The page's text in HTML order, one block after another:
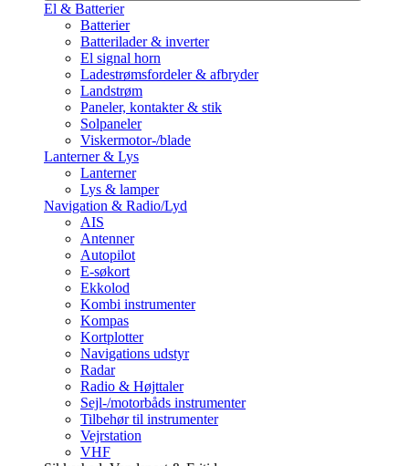
El & Batterier
Batterier
Batterilader & inverter
El signal horn
Ladestrømsfordeler & afbryder
Landstrøm
Paneler, kontakter & stik
Solpaneler
Viskermotor-/blade
Lanterner & Lys
Lanterner
Lys & lamper
Navigation & Radio/Lyd
AIS
Antenner
Autopilot
E-søkort
Ekkolod
Kombi instrumenter
Kompas
Kortplotter
Navigations udstyr
Radar
Radio & Højttaler
Sejl-/motorbåds instrumenter
Tilbehør til instrumenter
Vejrstation
VHF